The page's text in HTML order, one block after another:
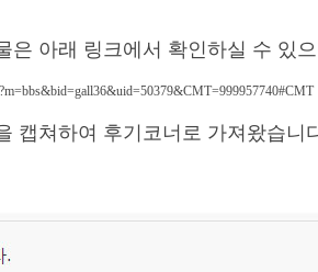
은 아래 링크에서 확인하실 수 있으
캡쳐하여 후기코너로 가져왔습니